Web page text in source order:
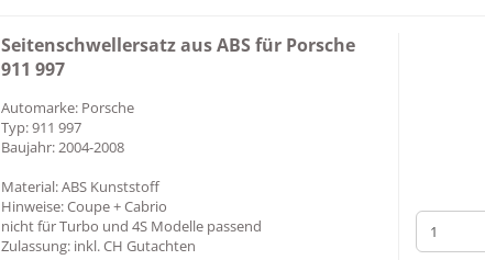
Seitenschwellersatz aus ABS für Porsche
911 997
Automarke: Porsche
Typ: 911 997
Baujahr: 2004-2008
Material: ABS Kunststoff
Hinweise: Coupe + Cabrio
nicht für Turbo und 4S Modelle passend
Zulassung: inkl. CH Gutachten